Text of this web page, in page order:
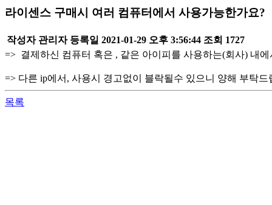
라이센스 구매시 여러 컴퓨터에서 사용가능한가요?
작성자 관리자 등록일 2021-01-29 오후 3:56:44 조회 1727
=> 결제하신 컴퓨터 혹은 , 같은 아이피를 사용하는(회사) 내
=> 다른 ip에서, 사용시 경고없이 블락될수 있으니 양해 부탁드
목록